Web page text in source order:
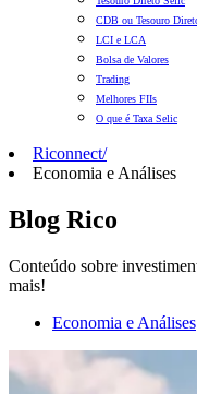
CDB ou Tesouro
LCI e LCA
Bolsa de Valores
Trading
Melhores FIIs
O que é Taxa Selic
Riconnect/
Economia e Análises
Blog Rico
Conteúdo sobre
mais!
Economia e Análises